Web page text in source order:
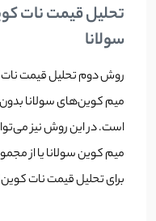
تحلیل قیمت نات
سولانا
روش دوم تحلیل قیمت نات
میم کوین‌های سولانا
برای تحلیل قیمت نات